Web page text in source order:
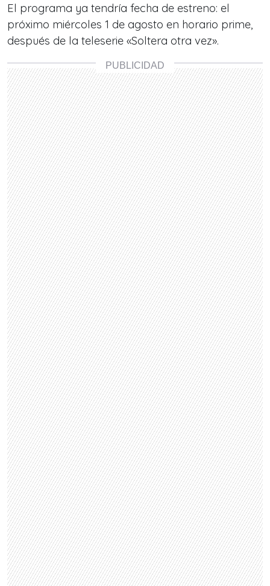
El programa ya tendría fecha de estreno: el
próximo miércoles 1 de agosto en horario prime,
después de la teleserie «Soltera otra vez».